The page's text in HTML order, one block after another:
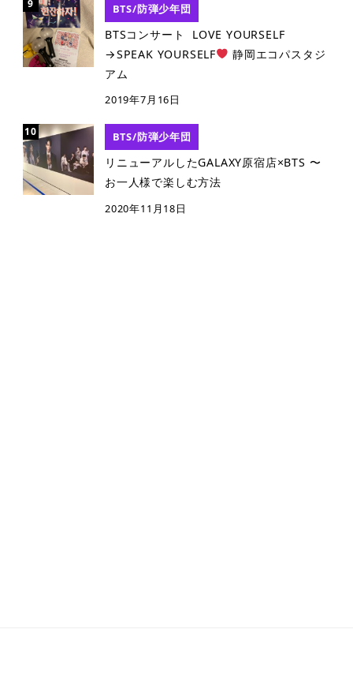
BTS/防弾少年団
BTSコンサート LOVE YOURSELF
→SPEAK YOURSELF
静岡エコパスタジ
アム
2019年7月16日
BTS/防弾少年団
リニューアルしたGALAXY原宿店×BTS 〜
お一人様で楽しむ方法
2020年11月18日